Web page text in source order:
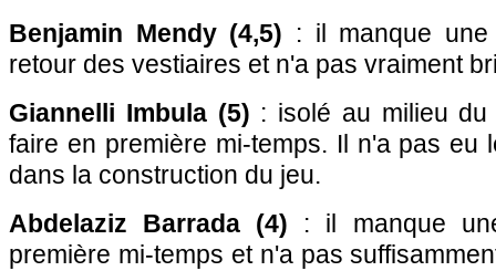
Benjamin Mendy (4,5) : il manque
retour des vestiaires et n'a pas vraiment
Giannelli Imbula (5) : isolé au milieu
faire en première mi-temps. Il n'a pas eu
dans la construction du jeu.
Abdelaziz Barrada (4) : il manque
première mi-temps et n'a pas